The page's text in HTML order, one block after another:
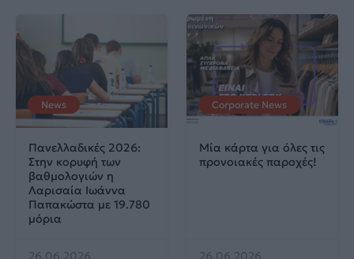
News
Πανελλαδικές 2026:
Στην κορυφή των
βαθμολογιών η
Λαρισαία Ιωάννα
Παπακώστα με 19.780
μόρια
26.06.2026
Corporate News
Μία κάρτα για όλες τις
προνοιακές παροχές!
26.06.2026